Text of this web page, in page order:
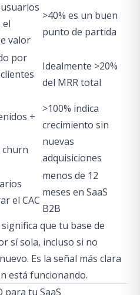
el
valor
>40% es un buen
punto de partida
por
Idealmente >20%
del MRR total
+
churn
>100% indica
crecimiento sin
nuevas
adquisiciones
el CAC
menos de 12
meses en SaaS
B2B
que tu base de
sí sola, incluso si no
Es la señal más clara
está funcionando.
para tu SaaS